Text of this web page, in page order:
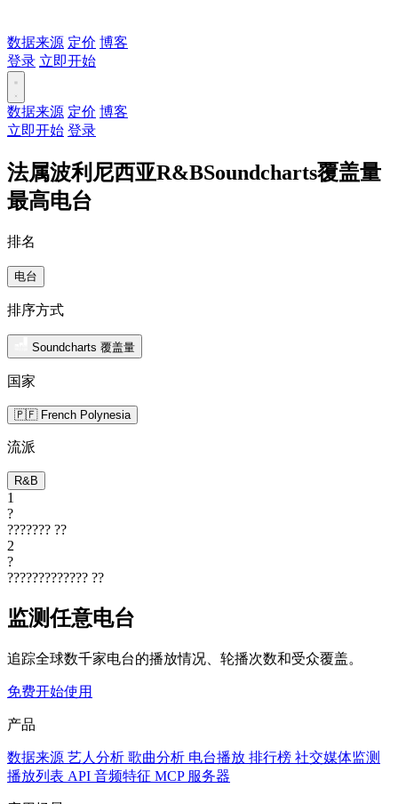
数据来源 定价 博客
登录 立即开始
数据来源 定价 博客
立即开始 登录
法属波利尼西亚R&BSoundcharts覆盖量
最高电台
排名
电台
排序方式
Soundcharts 覆盖量
国家
🇵🇫 French Polynesia
流派
R&B
1
?
??????? ??
2
?
????????????? ??
监测任意电台
追踪全球数千家电台的播放情况、轮播次数和受众覆盖。
免费开始使用
产品
数据来源 艺人分析 歌曲分析 电台播放 排行榜 社交媒体监测
播放列表 API 音频特征 MCP 服务器